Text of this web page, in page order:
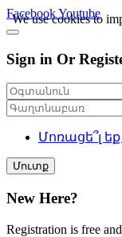
FacebookYoutube
Sign in Or
Մոռացե՞լ
Մուտք
New Here?
Registration is free
We use cookies to